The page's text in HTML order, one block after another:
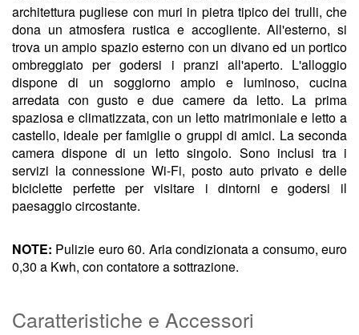
architettura pugliese con muri in pietra tipico dei trulli, che
dona un atmosfera rustica e accogliente. All'esterno, si
trova un ampio spazio esterno con un divano ed un portico
ombreggiato per godersi i pranzi all'aperto. L'alloggio
dispone di un soggiorno ampio e luminoso, cucina
arredata con gusto e due camere da letto. La prima
spaziosa e climatizzata, con un letto matrimoniale e letto a
castello, ideale per famiglie o gruppi di amici. La seconda
camera dispone di un letto singolo. Sono inclusi tra i
servizi la connessione Wi-Fi, posto auto privato e delle
biciclette perfette per visitare i dintorni e godersi il
paesaggio circostante.
NOTE: Pulizie euro 60. Aria condizionata a consumo, euro
0,30 a Kwh, con contatore a sottrazione.
Caratteristiche e Accessori